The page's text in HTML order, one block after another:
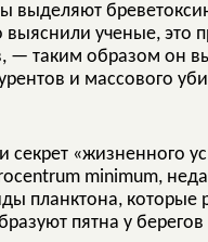
ученые, это
— таким образом он
и массового
секрет
minimum,
планктона,
пятна у